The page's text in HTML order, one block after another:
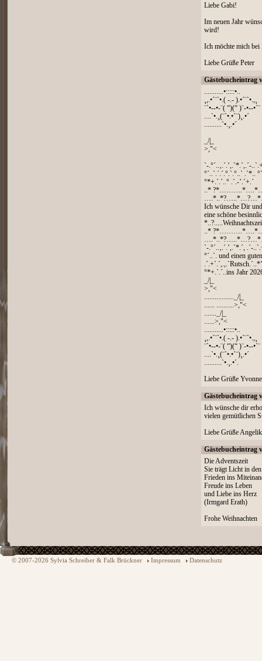
Liebe Gabi!
Im neuen Jahr
wird!
Ich möchte mich
Liebe Grüße Peter
Gästebucheintrag
...........•:::::•..
¸,.•´¨`•.( -.- ).•´¨`•.,¸
¨`•--•-¨( “)(“ )¨-•--•´¨
....`•.¸(¨`•.•´¨)¸.•´
..........`•.¸.•´
_/|_
>,"<
`-.°´..‚.´.’,.`*.´,.´-
°´..`.´.´.°.`.°..` .`*..
°*+.`.´..° .`.-’.`+.´
..*
Ich wünsche Dir
eine schöne
..*
`-.°´..‚.´.’,.`*.´, .´-
°´..`. und einen
°*+.`.´..ins Jahr
_/|_
>,"<
................._/|_
...... ..........>,"<
......._/|_
......>,"<
...........•:::::•..
¸,.•´¨`•.( -.- ).•´¨`•.,¸
¨`•--•-¨( “)(“ )¨-•--•´¨
....`•.¸(¨`•.•´¨)¸.•´
..........`•.¸.•´.
Liebe Grüße Yvonne
Gästebucheintrag
Ich wünsche dir
vielen gemütlichen
Liebe Grüße
Gästebucheintrag
Die Adventszeit
Sie trägt Licht in
Frieden ins
Freude ins Leben
und Liebe ins Herz
(Irmgard Erath)
Frohe Weihnachten
© 2007-2026 Sylvia Schreiber & Falk Brückner Impressum Datenschutz